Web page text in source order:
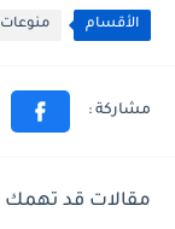
الأقسام منوعات
مقالات قد تهمك